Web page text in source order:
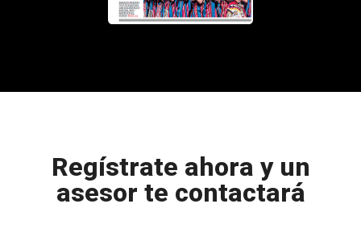
Regístrate ahora y un
asesor te contactará